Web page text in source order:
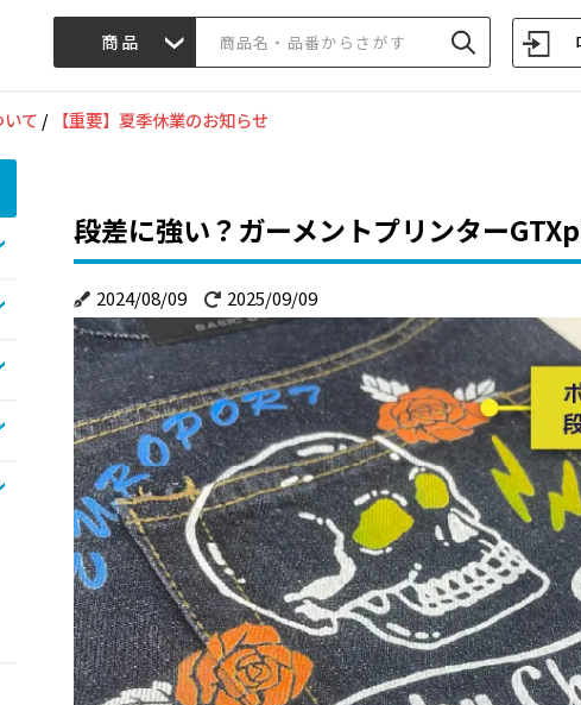
商品
いて / 【重要】夏季休業のお知らせ
段差に強い？ガーメントプリンター
2024/08/09 2025/09/09